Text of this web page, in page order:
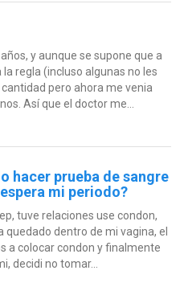
y aunque se supone que a
regla (incluso algunas no les
pero ahora me venia
Así que el doctor me...
hacer prueba de sangre
mi periodo?
tuve relaciones use condon,
dentro de mi vagina, el
a colocar condon y finalmente
decidi no tomar...